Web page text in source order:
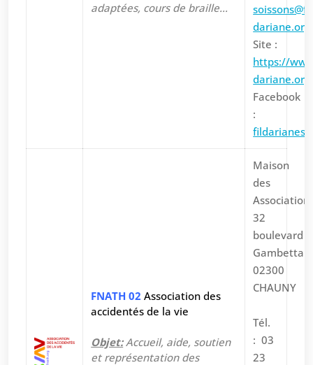
adaptées, cours de braille…
dariane.org
Site :
https://
dariane.org
Facebook
:
FNATH 02Association des
accidentés de la vie
Objet: Accueil, aide, soutien
et représentation des
Maison
des
32
boulevard
Gambetta
02300
CHAUNY
Tél.
: 03
23